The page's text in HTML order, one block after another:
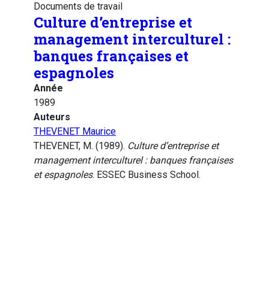
Documents de travail
Culture d’entreprise et
management interculturel :
banques françaises et
espagnoles
Année
1989
Auteurs
THEVENET Maurice
THEVENET, M. (1989). Culture d’entreprise et
management interculturel : banques françaises
et espagnoles. ESSEC Business School.